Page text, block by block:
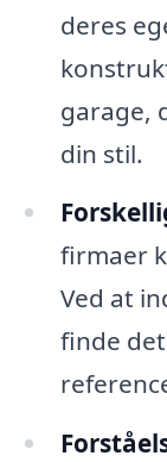
deres
garage,
din stil.
firmaer
Ved at
finde